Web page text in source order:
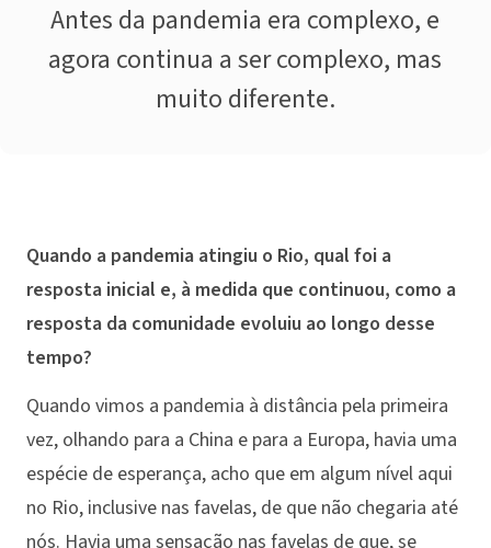
Antes da pandemia era complexo, e
agora continua a ser complexo, mas
muito diferente.
Quando a pandemia atingiu o Rio, qual foi a
resposta inicial e, à medida que continuou, como a
resposta da comunidade evoluiu ao longo desse
tempo?
Quando vimos a pandemia à distância pela primeira
vez, olhando para a China e para a Europa, havia uma
espécie de esperança, acho que em algum nível aqui
no Rio, inclusive nas favelas, de que não chegaria até
nós. Havia uma sensação nas favelas de que, se